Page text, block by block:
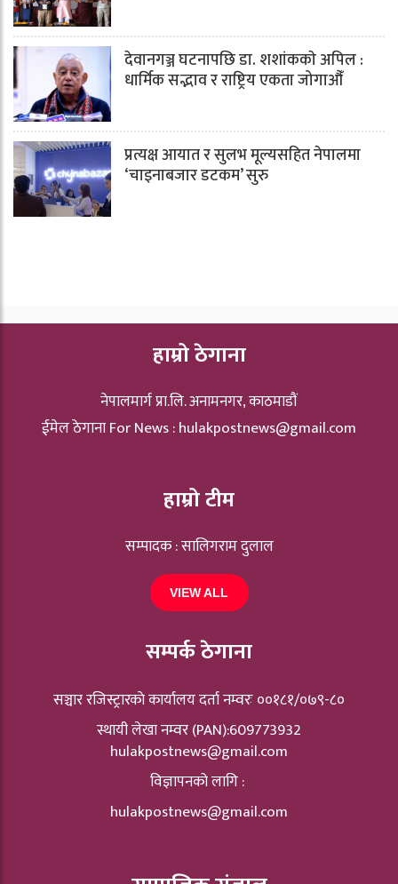
देवानगञ्ज घटनापछि डा. शशांककाे अपिल :
धार्मिक सद्भाव र राष्ट्रिय एकता जोगाऔँ
प्रत्यक्ष आयात र सुलभ मूल्यसहित नेपालमा
‘चाइनाबजार डटकम’ सुरु
हाम्रो ठेगाना
नेपालमार्ग प्रा.लि. अनामनगर, काठमाडौं
ईमेल ठेगाना For News :hulakpostnews@gmail.com
हाम्रो टीम
सम्पादक : सालिगराम दुलाल
VIEW ALL
सम्पर्क ठेगाना
सञ्चार रजिस्ट्रारकाे कार्यालय दर्ता नम्वरः ००१८१/०७९-८०
स्थायी लेखा नम्वर (PAN):609773932
hulakpostnews@gmail.com
विज्ञापनको लागि :
hulakpostnews@gmail.com